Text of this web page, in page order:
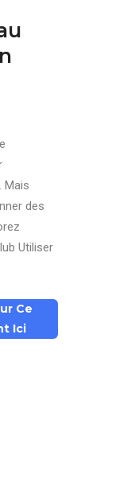
Mais
des
Utiliser
Ce
Ici